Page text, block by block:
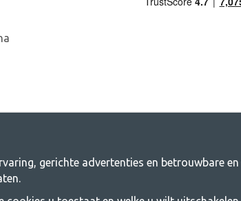
- Jouw winkel voor
gerichte advertenties en betrouwbare